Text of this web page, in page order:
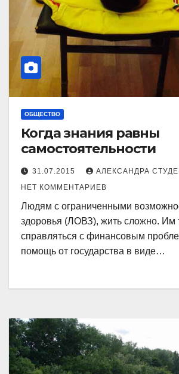
ОБЩЕСТВО
Когда знания равны
самостоятельности
31.07.2015
АЛЕКСАНДРА
НЕТ КОММЕНТАРИЕВ
Людям с ограниченными
здоровья (ЛОВЗ), жить сложно. Им
справляться с финансовым
помощь от государства в виде…